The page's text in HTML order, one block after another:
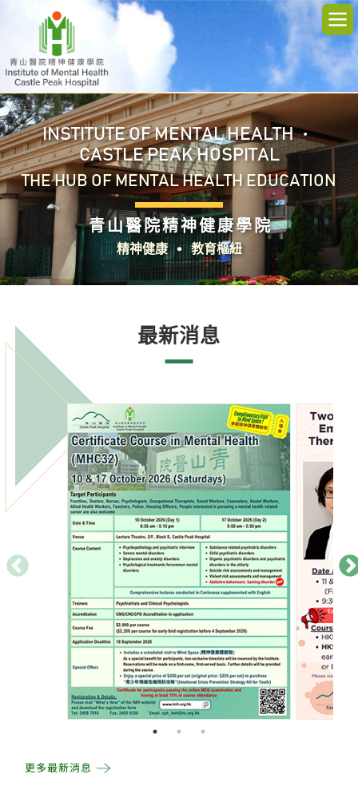
INSTITUTE OF MENTAL HEALTH ‧
CASTLE PEAK HOSPITAL
THE HUB OF MENTAL HEALTH EDUCATION
青 山 醫 院 精 神 健 康 學 院
精神健康 ‧ 教育樞紐
最新消息
更多最新消息